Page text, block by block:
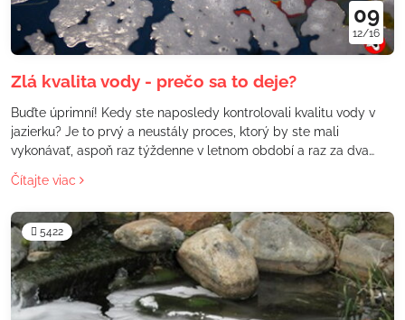
09
12/16
Zlá kvalita vody - prečo sa to deje?
Buďte úprimní! Kedy ste naposledy kontrolovali kvalitu vody v
jazierku? Je to prvý a neustály proces, ktorý by ste mali
vykonávať, aspoň raz týždenne v letnom období a raz za dva
týždne v zime. Za tú dobu by sa nemala zhoršiť kvalita vody
natoľko aby boli ohrozené ryby.
Čítajte viac
5422